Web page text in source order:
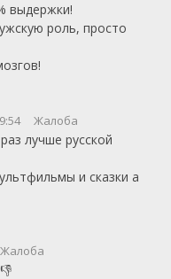
выдержки!
роль, просто
Жалоба
лучше русской
и сказки а
Жалоба